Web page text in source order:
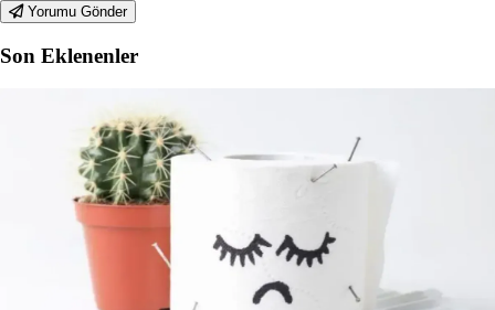
Yorumu Gönder
Son Eklenenler